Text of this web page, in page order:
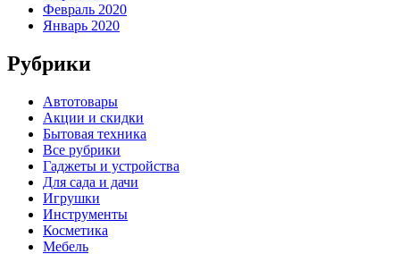
Февраль 2020
Январь 2020
Рубрики
Автотовары
Акции и скидки
Бытовая техника
Все рубрики
Гаджеты и устройства
Для сада и дачи
Игрушки
Инструменты
Косметика
Мебель